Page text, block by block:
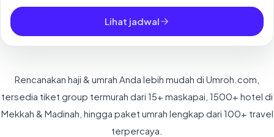
Lihat jadwal
Rencanakan haji & umrah Anda lebih mudah di Umroh.com,
tersedia tiket group termurah dari 15+ maskapai, 1500+ hotel di
Mekkah & Madinah, hingga paket umrah lengkap dari 100+ travel
terpercaya.